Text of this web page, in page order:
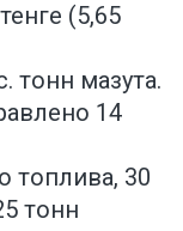
(5,65
тонн мазута.
14
топлива, 30
тонн